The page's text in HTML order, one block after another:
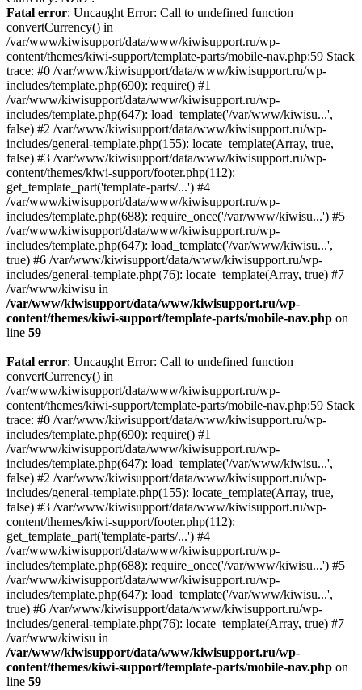
Fatal error: Uncaught Error: Call to undefined function
convertCurrency() in
/var/www/kiwisupport/data/www/kiwisupport.ru/wp-
content/themes/kiwi-support/template-parts/mobile-nav.php:59 Stack
trace: #0 /var/www/kiwisupport/data/www/kiwisupport.ru/wp-
includes/template.php(690): require() #1
/var/www/kiwisupport/data/www/kiwisupport.ru/wp-
includes/template.php(647): load_template('/var/www/kiwisu...',
false) #2 /var/www/kiwisupport/data/www/kiwisupport.ru/wp-
includes/general-template.php(155): locate_template(Array, true,
false) #3 /var/www/kiwisupport/data/www/kiwisupport.ru/wp-
content/themes/kiwi-support/footer.php(112):
get_template_part('template-parts/...') #4
/var/www/kiwisupport/data/www/kiwisupport.ru/wp-
includes/template.php(688): require_once('/var/www/kiwisu...') #5
/var/www/kiwisupport/data/www/kiwisupport.ru/wp-
includes/template.php(647): load_template('/var/www/kiwisu...',
true) #6 /var/www/kiwisupport/data/www/kiwisupport.ru/wp-
includes/general-template.php(76): locate_template(Array, true) #7
/var/www/kiwisu in
/var/www/kiwisupport/data/www/kiwisupport.ru/wp-
content/themes/kiwi-support/template-parts/mobile-nav.php on
line 59
Fatal error: Uncaught Error: Call to undefined function
convertCurrency() in
/var/www/kiwisupport/data/www/kiwisupport.ru/wp-
content/themes/kiwi-support/template-parts/mobile-nav.php:59 Stack
trace: #0 /var/www/kiwisupport/data/www/kiwisupport.ru/wp-
includes/template.php(690): require() #1
/var/www/kiwisupport/data/www/kiwisupport.ru/wp-
includes/template.php(647): load_template('/var/www/kiwisu...',
false) #2 /var/www/kiwisupport/data/www/kiwisupport.ru/wp-
includes/general-template.php(155): locate_template(Array, true,
false) #3 /var/www/kiwisupport/data/www/kiwisupport.ru/wp-
content/themes/kiwi-support/footer.php(112):
get_template_part('template-parts/...') #4
/var/www/kiwisupport/data/www/kiwisupport.ru/wp-
includes/template.php(688): require_once('/var/www/kiwisu...') #5
/var/www/kiwisupport/data/www/kiwisupport.ru/wp-
includes/template.php(647): load_template('/var/www/kiwisu...',
true) #6 /var/www/kiwisupport/data/www/kiwisupport.ru/wp-
includes/general-template.php(76): locate_template(Array, true) #7
/var/www/kiwisu in
/var/www/kiwisupport/data/www/kiwisupport.ru/wp-
content/themes/kiwi-support/template-parts/mobile-nav.php on
line 59